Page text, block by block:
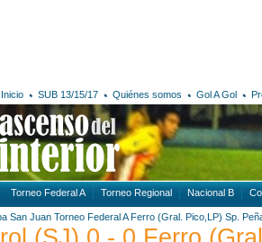
Inicio SUB 13/15/17 Quiénes somos Gol A Gol
Torneo Federal A Torneo Regional Nacional B
San Juan Torneo Federal A Ferro (Gral. Pico,LP) Sp.